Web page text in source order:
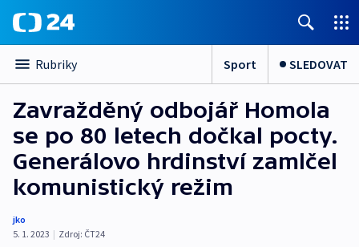
Rubriky Sport SLEDOVAT
Zavražděný odbojář Homola
se po 80 letech dočkal pocty.
Generálovo hrdinství zamlčel
komunistický režim
jko
5. 1. 2023 | Zdroj: ČT24